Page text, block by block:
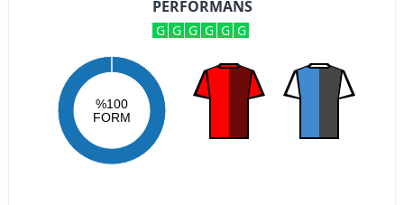
PERFORMANS
G G G G G G
%100
FORM